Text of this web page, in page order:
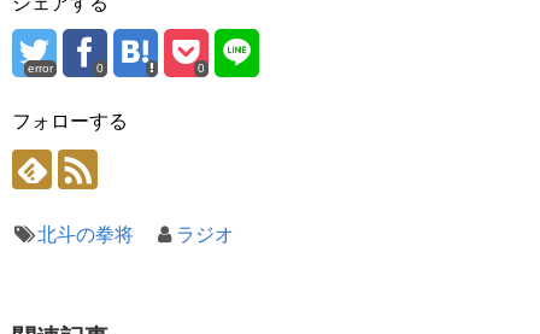
error 0 0
フォローする
北斗の拳将 ラジオ